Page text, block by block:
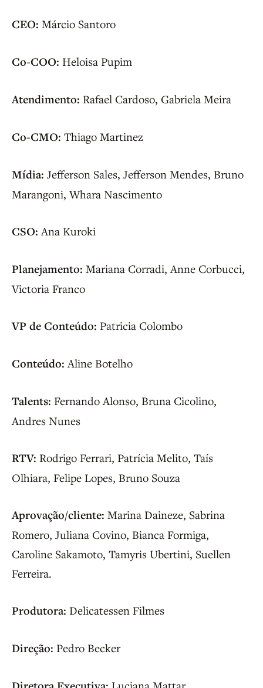
CEO: Márcio Santoro
Co-COO: Heloisa Pupim
Atendimento: Rafael Cardoso, Gabriela Meira
Co-CMO: Thiago Martinez
Mídia: Jefferson Sales, Jefferson Mendes, Bruno
Marangoni, Whara Nascimento
CSO: Ana Kuroki
Planejamento: Mariana Corradi, Anne Corbucci,
Victoria Franco
VP de Conteúdo: Patricia Colombo
Conteúdo: Aline Botelho
Talents: Fernando Alonso, Bruna Cicolino,
Andres Nunes
RTV: Rodrigo Ferrari, Patrícia Melito, Taís
Olhiara, Felipe Lopes, Bruno Souza
Aprovação/cliente: Marina Daineze, Sabrina
Romero, Juliana Covino, Bianca Formiga,
Caroline Sakamoto, Tamyris Ubertini, Suellen
Ferreira.
Produtora: Delicatessen Filmes
Direção: Pedro Becker